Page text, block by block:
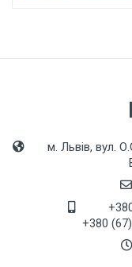
м. Львів, вул.
+380